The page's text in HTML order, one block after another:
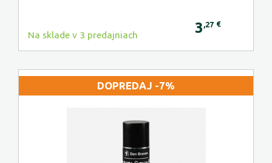
Na sklade v 3 predajniach 3 ,27 €
DOPREDAJ -7%